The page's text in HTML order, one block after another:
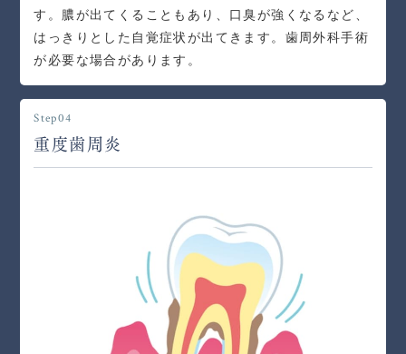
す。膿が出てくることもあり、口臭が強くなるなど、
はっきりとした自覚症状が出てきます。歯周外科手術
が必要な場合があります。
Step04
重度歯周炎